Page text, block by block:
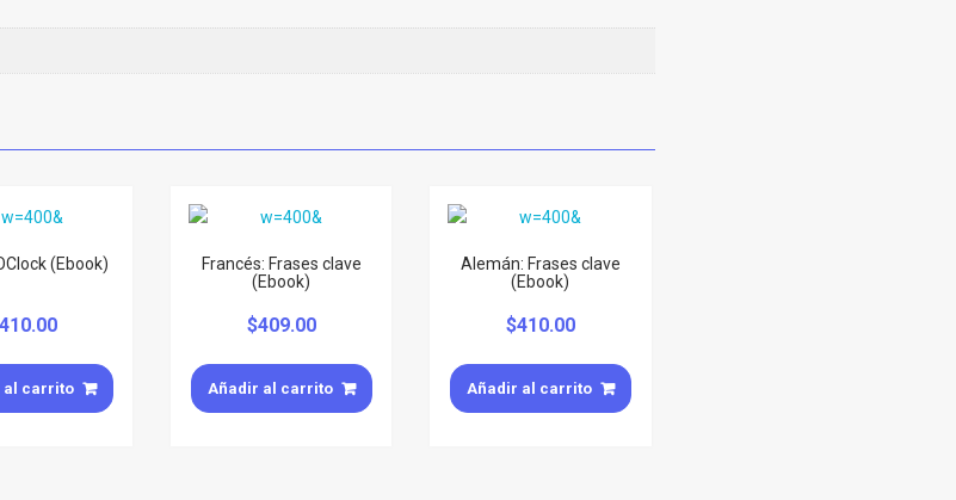
(Ebook)
al carrito
Francés: Frases clave
(Ebook)
$409.00
Añadir al carrito
Alemán: Frases clave
(Ebook)
$410.00
Añadir al carrito